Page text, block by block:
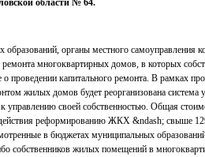
области № 64.
органы местного самоуправления
многоквартирных домов, в которых
капитального ремонта. В рамках
жилых домов будет реорганизована система
управлению своей собственностью. Общая
реформированию ЖКХ &ndash; свыше
в бюджетах муниципальных
собственников жилых помещений в